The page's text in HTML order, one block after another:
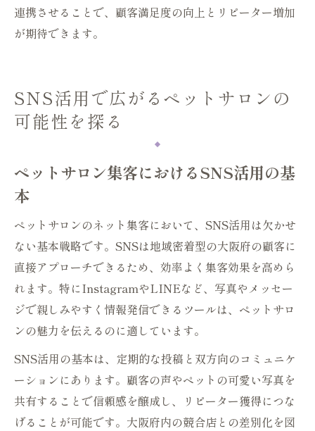
連携させることで、顧客満足度の向上とリピーター増加
が期待できます。
SNS活用で広がるペットサロンの
可能性を探る
ペットサロン集客におけるSNS活用の基
本
ペットサロンのネット集客において、SNS活用は欠かせ
ない基本戦略です。SNSは地域密着型の大阪府の顧客に
直接アプローチできるため、効率よく集客効果を高めら
れます。特にInstagramやLINEなど、写真やメッセー
ジで親しみやすく情報発信できるツールは、ペットサロ
ンの魅力を伝えるのに適しています。
SNS活用の基本は、定期的な投稿と双方向のコミュニケ
ーションにあります。顧客の声やペットの可愛い写真を
共有することで信頼感を醸成し、リピーター獲得につな
げることが可能です。大阪府内の競合店との差別化を図